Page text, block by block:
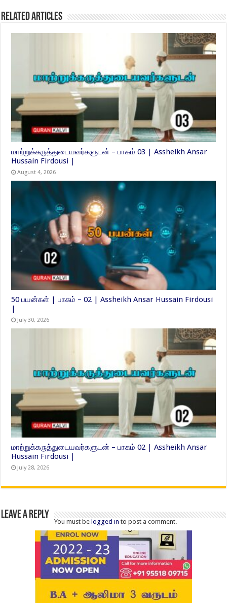
Related Articles
மாற்றுக்கருத்துடையவர்களுடன் – பாகம் 03 | Assheikh Ansar
Hussain Firdousi |
August 4, 2026
50 பயன்கள் | பாகம் – 02 | Assheikh Ansar Hussain Firdousi
|
July 30, 2026
மாற்றுக்கருத்துடையவர்களுடன் – பாகம் 02 | Assheikh Ansar
Hussain Firdousi |
July 28, 2026
Leave a Reply
You must belogged in to post a comment.